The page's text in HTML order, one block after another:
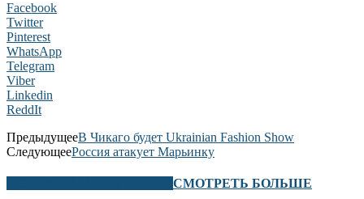
Facebook
Twitter
Pinterest
WhatsApp
Telegram
Viber
Linkedin
ReddIt
ПредыдущееВ Чикаго будет Ukrainian Fashion Show
СледующееРоссия атакует Марьинку
СМОТРЕТЬ БОЛЬШЕ